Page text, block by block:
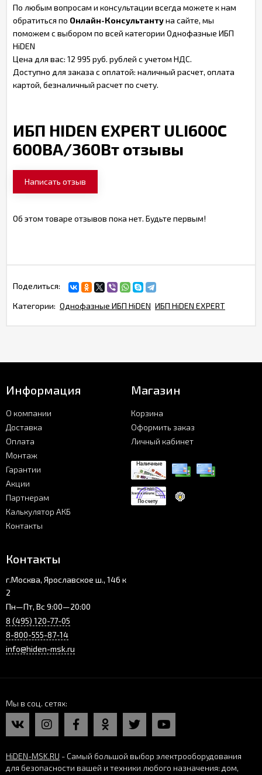
По любым вопросам и консультации всегда можете к нам
обратиться по Онлайн-Консультантуна сайте, мы
поможем с выбором по всей категории Однофазные ИБП
HiDEN
Цена для вас: 12 995 руб. рублей с учетом НДС.
Доступно для заказа с оплатой: наличный расчет, оплата
картой, безналичный расчет по счету.
ИБП HIDEN EXPERT ULI600С
600ВА/360Вт отзывы
Написать отзыв
Об этом товаре отзывов пока нет. Будьте первым!
Поделиться:
Категории: Однофазные ИБП HiDEN ИБП HiDEN EXPERT
Информация
О компании
Доставка
Оплата
Монтаж
Гарантии
Акции
Партнерам
Калькулятор АКБ
Контакты
Магазин
Корзина
Оформить заказ
Личный кабинет
Контакты
г.Москва, Ярославское ш., 146 к
2
Пн—Пт, Вс 9:00—20:00
8 (495) 120-77-05
8-800-555-87-14
info@hiden-msk.ru
Мы в соц. сетях
HiDEN-MSK.RU - Самый большой выбор электрооборудования
для безопасности вашей и техники любого назначения: дом,